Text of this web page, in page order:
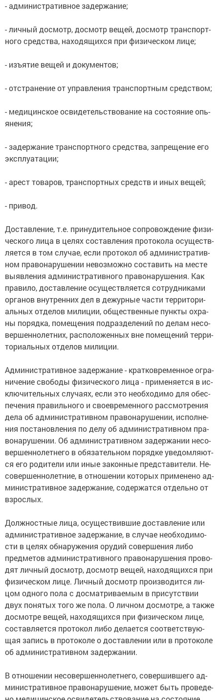
- ад­ми­ни­ст­ра­тив­ное за­дер­жа­ние;
- лич­ный дос­мотр, дос­мотр ве­щей, дос­мотр транс­порт­
но­го сред­ст­ва, на­хо­дя­щих­ся при фи­зи­че­ском ли­це;
- изъ­я­тие ве­щей и до­ку­мен­тов;
- от­стра­не­ние от управ­ле­ния транс­порт­ным сред­ст­вом;
- ме­ди­цин­ское ос­ви­де­тель­ст­во­ва­ние на со­стоя­ние опь­
я­не­ния;
- за­дер­жа­ние транс­порт­но­го сред­ст­ва, за­пре­ще­ние его
экс­плуа­та­ции;
- арест то­ва­ров, транс­порт­ных средств и иных ве­щей;
- при­вод.
Дос­тав­ле­ние, т.е. при­ну­ди­тель­ное со­про­во­ж­де­ние фи­зи­
че­ско­го ли­ца в це­лях со­став­ле­ния про­то­ко­ла осу­ще­ст­в­
ля­ет­ся в том слу­чае, ес­ли про­то­кол об ад­ми­ни­ст­ра­тив­
ном пра­во­на­ру­ше­нии не­воз­мож­но со­ста­вить на мес­те
вы­яв­ле­ния ад­ми­ни­ст­ра­тив­но­го пра­во­на­ру­ше­ния. Как
пра­ви­ло, дос­тав­ле­ние осу­ще­ст­в­ля­ет­ся со­труд­ни­ка­ми
ор­га­нов внут­рен­них дел в де­жур­ные час­ти тер­ри­то­ри­
аль­ных от­де­лов ми­ли­ции, об­ще­ст­вен­ные пунк­ты ох­ра­
ны по­ряд­ка, по­ме­ще­ния под­раз­де­ле­ний по де­лам не­со­
вер­шен­но­лет­них, рас­по­ло­жен­ных вне по­ме­ще­ний тер­ри­
то­ри­аль­ных от­де­лов ми­ли­ции.
Ад­ми­ни­ст­ра­тив­ное за­дер­жа­ние - крат­ко­вре­мен­ное ог­ра­
ни­че­ние сво­бо­ды фи­зи­че­ско­го ли­ца - при­ме­ня­ет­ся в ис­
клю­чи­тель­ных слу­ча­ях, ес­ли это не­об­хо­ди­мо для обес­
пе­че­ния пра­виль­но­го и свое­вре­мен­но­го рас­смот­ре­ния
де­ла об ад­ми­ни­ст­ра­тив­ном пра­во­на­ру­ше­нии, ис­пол­не­
ния по­ста­нов­ле­ния по де­лу об ад­ми­ни­ст­ра­тив­ном пра­
во­на­ру­ше­нии. Об ад­ми­ни­ст­ра­тив­ном за­дер­жа­нии не­со­
вер­шен­но­лет­не­го в обя­за­тель­ном по­ряд­ке уве­дом­ля­ют­
ся его ро­ди­те­ли или иные за­кон­ные пред­ста­ви­те­ли. Не­
со­вер­шен­но­лет­ние, в от­но­ше­нии ко­то­рых при­ме­не­но ад­
ми­ни­ст­ра­тив­ное за­дер­жа­ние, со­дер­жат­ся от­дель­но от
взрос­лых.
Долж­но­ст­ные ли­ца, осу­ще­ст­вив­шие дос­тав­ле­ние или
ад­ми­ни­ст­ра­тив­ное за­дер­жа­ние, в слу­чае не­об­хо­ди­мо­
сти в це­лях об­на­ру­же­ния ору­дий со­вер­ше­ния ли­бо
пред­ме­тов ад­ми­ни­ст­ра­тив­но­го пра­во­на­ру­ше­ния про­во­
дят лич­ный дос­мотр, дос­мотр ве­щей, на­хо­дя­щих­ся при
фи­зи­че­ском ли­це. Лич­ный дос­мотр про­из­во­дит­ся ли­
цом од­но­го по­ла с дос­мат­ри­вае­мым в при­сут­ст­вии
двух по­ня­тых то­го же по­ла. О лич­ном дос­мот­ре, а так­же
дос­мот­ре ве­щей, на­хо­дя­щих­ся при фи­зи­че­ском ли­це,
со­став­ля­ет­ся про­то­кол ли­бо де­ла­ет­ся со­от­вет­ст­вую­
щая за­пись в про­то­ко­ле о дос­тав­ле­нии или в про­то­ко­ле
об ад­ми­ни­ст­ра­тив­ном за­дер­жа­нии.
В от­но­ше­нии не­со­вер­шен­но­лет­не­го, со­вер­шив­ше­го ад­
ми­ни­ст­ра­тив­ное пра­во­на­ру­ше­ние, мо­жет быть про­ве­де­